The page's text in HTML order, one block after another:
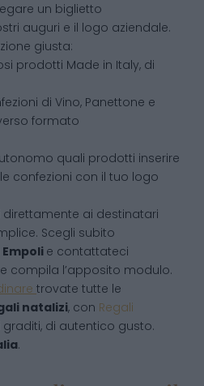
un biglietto
auguri e il logo aziendale.
giusta:
prodotti Made in Italy, di
di Vino, Panettone e
formato
quali prodotti inserire
confezioni con il tuo logo
direttamente ai destinatari
Scegli subito
Empoli e contattateci
compila l’apposito modulo.
trovate tutte le
natalizi, con Regali
di autentico gusto.
.